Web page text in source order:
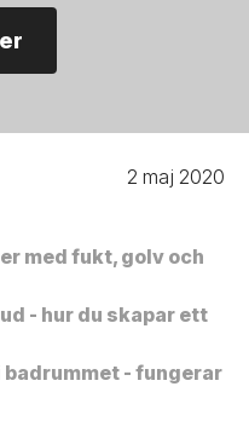
2 maj 2020
med fukt, golv och
- hur du skapar ett
- fungerar